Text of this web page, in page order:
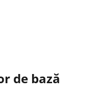
de bază